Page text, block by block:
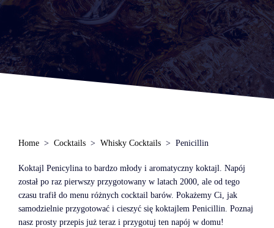
Home Cocktails Whisky Cocktails Penicillin
Koktajl Penicylina to bardzo młody i aromatyczny koktajl. Napój
został po raz pierwszy przygotowany w latach 2000, ale od tego
czasu trafił do menu różnych cocktail barów. Pokażemy Ci, jak
samodzielnie przygotować i cieszyć się koktajlem Penicillin. Poznaj
nasz prosty przepis już teraz i przygotuj ten napój w domu!